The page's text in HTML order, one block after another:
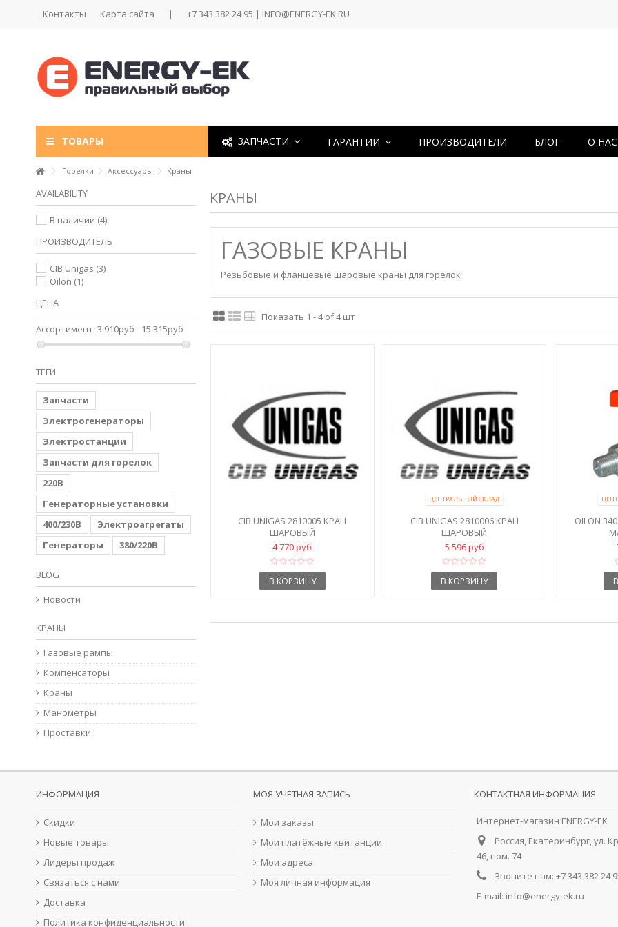
Контакты Карта сайта | +7 343 382 24 95 | INFO@ENERGY-EK.RU
ТОВАРЫ ЗАПЧАСТИ ГАРАНТИИ ПРОИЗВОДИТЕЛИ БЛОГ О НАС
Горелки Аксессуары Краны
КРАНЫ
ГАЗОВЫЕ КРАНЫ
Резьбовые и фланцевые шаровые краны для горелок
Показать 1 - 4 of 4 шт
CIB UNIGAS 2810005 КРАН
ШАРОВЫЙ
4 770 руб
В КОРЗИНУ
ЦЕНТРАЛЬНЫЙ СКЛАД
CIB UNIGAS 2810006 КРАН
ШАРОВЫЙ
5 596 руб
В КОРЗИНУ
OILON
AVAILABILITY
В наличии (4)
ПРОИЗВОДИТЕЛЬ
CIB Unigas (3)
Oilon (1)
ЦЕНА
Ассортимент: 3 910руб - 15 315руб
ТЕГИ
Запчасти
Электрогенераторы
Электростанции
Запчасти для горелок
220В
Генераторные установки
400/230В
Электроагрегаты
Генераторы
380/220В
BLOG
Новости
КРАНЫ
Газовые рампы
Компенсаторы
Краны
Манометры
Проставки
ИНФОРМАЦИЯ
Скидки
Новые товары
Лидеры продаж
Связаться с нами
Доставка
Политика конфиденциальности
МОЯ УЧЕТНАЯ ЗАПИСЬ
Мои заказы
Мои платёжные квитанции
Мои адреса
Моя личная информация
КОНТАКТНАЯ ИНФОРМАЦИЯ
Интернет-магазин ENERGY-EK
Россия, Екатеринбург, ул.
46, пом. 74
Звоните нам: +7 343 382 24
E-mail: info@energy-ek.ru